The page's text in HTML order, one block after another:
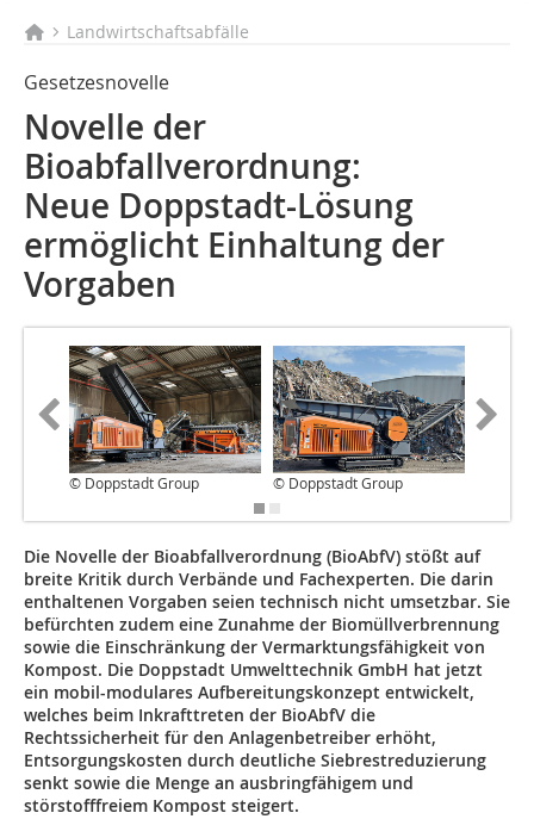
Landwirtschaftsabfälle
Gesetzesnovelle
Novelle der
Bioabfallverordnung:
Neue Doppstadt-Lösung
ermöglicht Einhaltung der
Vorgaben
© Doppstadt Group © Doppstadt Group
Die Novelle der Bioabfallverordnung (BioAbfV) stößt auf
breite Kritik durch Verbände und Fachexperten. Die darin
enthaltenen Vorgaben seien technisch nicht umsetzbar. Sie
befürchten zudem eine Zunahme der Biomüllverbrennung
sowie die Einschränkung der Vermarktungsfähigkeit von
Kompost. Die Doppstadt Umwelttechnik GmbH hat jetzt
ein mobil-modulares Aufbereitungskonzept entwickelt,
welches beim Inkrafttreten der BioAbfV die
Rechtssicherheit für den Anlagenbetreiber erhöht,
Entsorgungskosten durch deutliche Siebrestreduzierung
senkt sowie die Menge an ausbringfähigem und
störstofffreiem Kompost steigert.